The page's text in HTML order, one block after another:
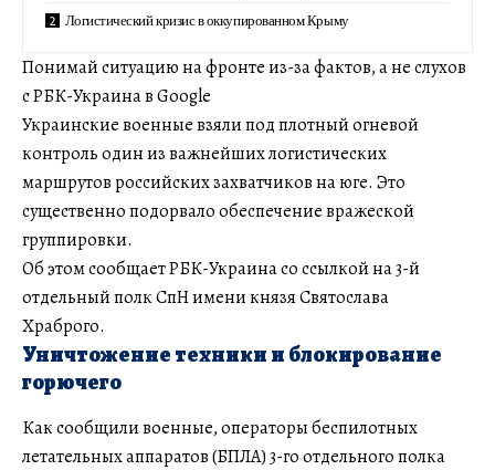
Логистический кризис в оккупированном Крыму
Понимай ситуацию на фронте из-за фактов, а не слухов
с РБК-Украина в Google
Украинские военные взяли под плотный огневой
контроль один из важнейших логистических
маршрутов российских захватчиков на юге. Это
существенно подорвало обеспечение вражеской
группировки.
Об этом сообщает РБК-Украина со ссылкой на 3-й
отдельный полк СпН имени князя Святослава
Храброго.
Уничтожение техники и блокирование
горючего
Как сообщили военные, операторы беспилотных
летательных аппаратов (БПЛА) 3-го отдельного полка